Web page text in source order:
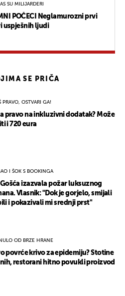
SU MILIJARDERI
POČECI Neglamurozni prvi
uspješnih ljudi
SE PRIČA
PRAVO, OSTVARI GA!
pravo na inkluzivni dodatak? Može
i 720 eura
I ŠOK S BOOKINGA
Gošća izazvala požar luksuznog
Vlasnik: "Dok je gorjelo, smijali
i pokazivali mi srednji prst"
OD BRZE HRANE
povrće krivo za epidemiju? Stotine
restorani hitno povukli proizvod